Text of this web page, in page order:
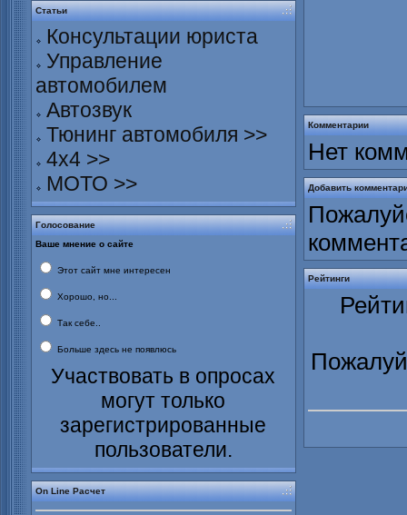
Статьи
Консультации юриста
Управление
автомобилем
Автозвук
Тюнинг автомобиля >>
4х4 >>
МОТО >>
Голосование
Ваше мнение о сайте
Этот сайт мне интересен
Хорошо, но...
Так себе..
Больше здесь не появлюсь
Участвовать в опросах
могут только
зарегистрированные
пользователи.
On Line Расчет
Комментарии
Нет
Добавить
Рейтинги